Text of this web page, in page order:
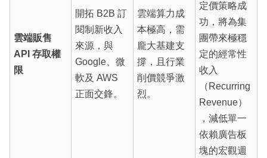
雲端販售
API 存取權
限
開拓 B2B 訂
閱制新收入
來源，與
Google、微
軟及 AWS
正面交鋒。
雲端算力成
本極高，需
龐大基建支
撐，且行業
削價競爭激
烈。
定價策略成
功，將為集
團帶來極穩
定的經常性
收入
（Recurring
Revenue）
，減低單一
依賴廣告板
塊的宏觀週